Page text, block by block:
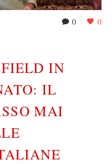
0 0
IN
IL
MAI